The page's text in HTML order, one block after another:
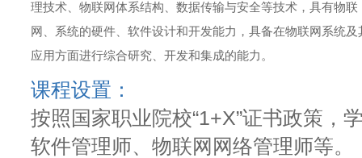
理技术、物联网体系结构、数据传输与安全等技术，具有物联
网、系统的硬件、软件设计和开发能力，具备在物联网系统及
应用方面进行综合研究、开发和集成的能力。
课程设置：
按照国家职业院校“1+X”证书政策，
软件管理师、物联网网络管理师等。